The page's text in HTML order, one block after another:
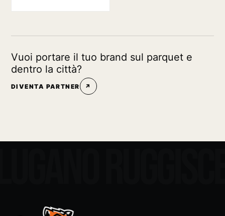
Vuoi portare il tuo brand sul parquet e
dentro la città?
DIVENTA PARTNER ↗